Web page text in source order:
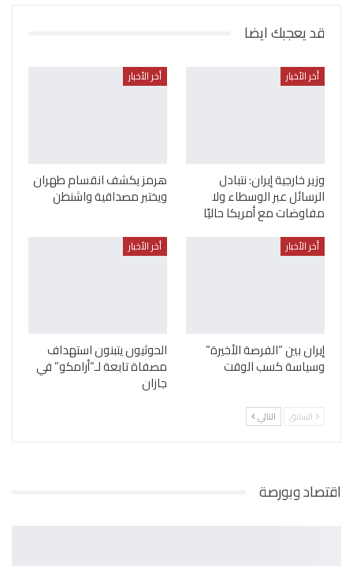
قد يعجبك ايضا
أخر الأخبار
وزير خارجية إيران: نتبادل
الرسائل عبر الوسطاء ولا
مفاوضات مع أمريكا حاليًا
أخر الأخبار
هرمز يكشف انقسام طهران
ويختبر مصداقية واشنطن
أخر الأخبار
إيران بين “الفرصة الأخيرة”
وسياسة كسب الوقت
أخر الأخبار
الحوثيون يتبنون استهداف
مصفاة تابعة لـ”أرامكو” في
جازان
السابق التالي
اقتصاد وبورصة